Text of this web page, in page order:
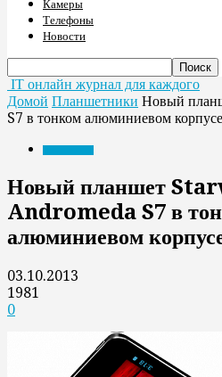
Камеры
Телефоны
Новости
IT онлайн журнал для каждого
Домой Планшетники Новый
S7 в тонком алюминиевом корпусе
Новый планшет
Andromeda S7 в
алюминиевом
03.10.2013
1981
0